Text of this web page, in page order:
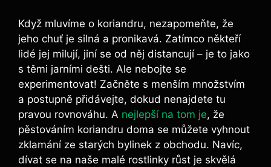
Když mluvíme o koriandru, nezapomeňte, že
jeho chuť je silná a pronikavá. Zatímco někteří
lidé jej milují, jiní se od něj distancují – je to jako
s těmi jarními dešti. Ale nebojte se
experimentovat! Začněte s menším množstvím
a postupně přidávejte, dokud nenajdete tu
pravou rovnováhu. A nejlepší na tom je, že
pěstováním koriandru doma se můžete vyhnout
zklamání ze starých bylinek z obchodu. Navíc,
dívat se na naše malé rostlinky růst je skvělá